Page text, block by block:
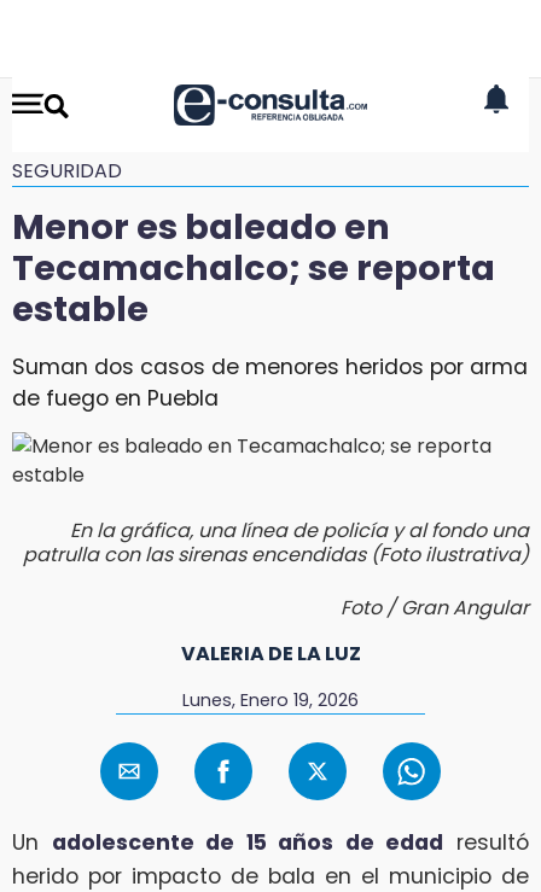
SEGURIDAD
Menor es baleado en
Tecamachalco; se reporta
estable
Suman dos casos de menores heridos por arma
de fuego en Puebla
En la gráfica, una línea de policía y al fondo una
patrulla con las sirenas encendidas (Foto ilustrativa)
Foto / Gran Angular
VALERIA DE LA LUZ
Lunes, Enero 19, 2026
Un adolescente de 15 años de edad resultó
herido por impacto de bala en el municipio de